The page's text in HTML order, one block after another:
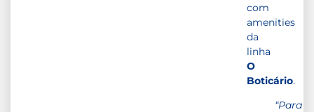
com
amenities
da
linha
O
Boticário.
“Para